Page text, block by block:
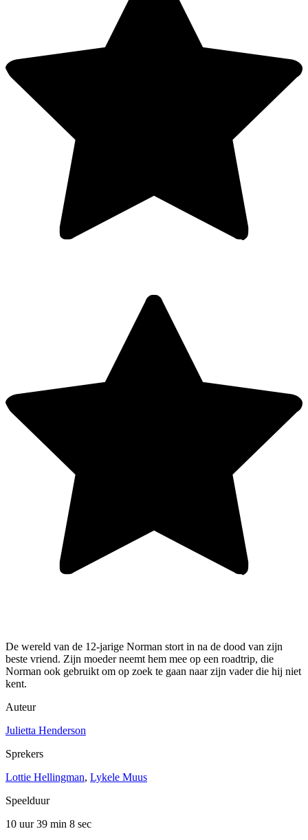
De wereld van de 12-jarige Norman stort in na de dood van zijn
beste vriend. Zijn moeder neemt hem mee op een roadtrip, die
Norman ook gebruikt om op zoek te gaan naar zijn vader die hij niet
kent.
Auteur
Julietta Henderson
Sprekers
Lottie Hellingman, Lykele Muus
Speelduur
10 uur 39 min 8 sec